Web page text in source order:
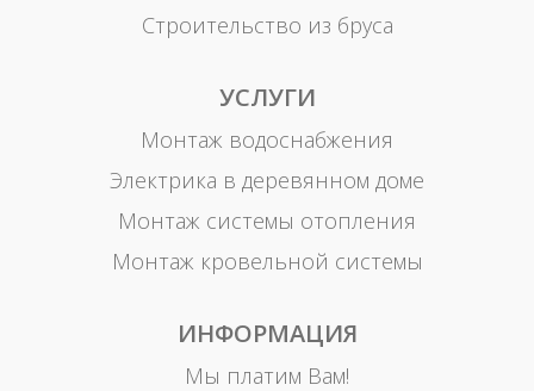
Строительство из бруса
УСЛУГИ
Монтаж водоснабжения
Электрика в деревянном доме
Монтаж системы отопления
Монтаж кровельной системы
ИНФОРМАЦИЯ
Мы платим Вам!